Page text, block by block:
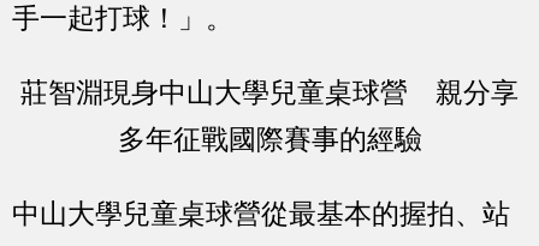
手一起打球！」。
莊智淵現身中山大學兒童桌球營 親分享
多年征戰國際賽事的經驗
中山大學兒童桌球營從最基本的握拍、站